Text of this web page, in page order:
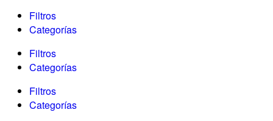
Filtros
Categorías
Filtros
Categorías
Filtros
Categorías